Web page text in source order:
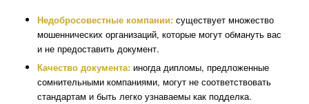
Недобросовестные компании:существует множество
мошеннических организаций, которые могут обмануть вас
и не предоставить документ.
Качество документа:иногда дипломы, предложенные
сомнительными компаниями, могут не соответствовать
стандартам и быть легко узнаваемы как подделка.